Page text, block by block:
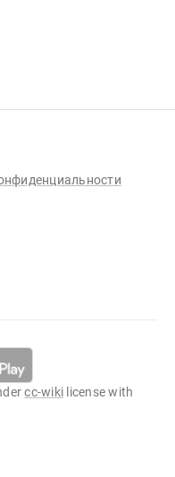
cc-wiki license with